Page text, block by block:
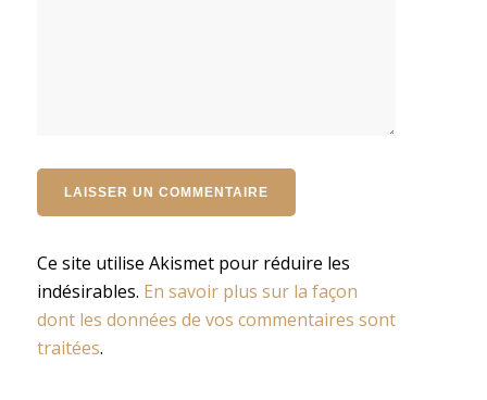
Ce site utilise Akismet pour réduire les
indésirables. En savoir plus sur la façon
dont les données de vos commentaires sont
traitées.